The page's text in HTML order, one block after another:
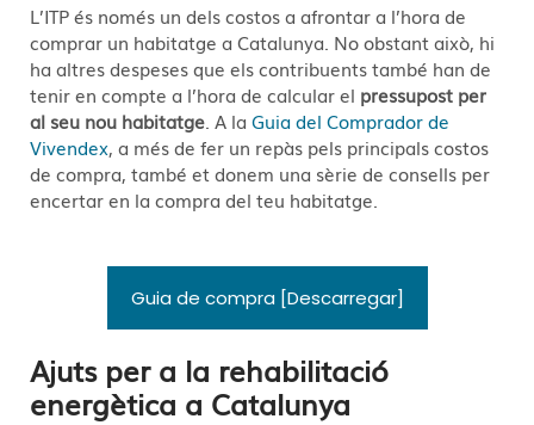
L’ITP és només un dels costos a afrontar a l’hora de
comprar un habitatge a Catalunya. No obstant això, hi
ha altres despeses que els contribuents també han de
tenir en compte a l’hora de calcular el pressupost per
al seu nou habitatge . A la Guia del Comprador de
Vivendex, a més de fer un repàs pels principals costos
de compra, també et donem una sèrie de consells per
encertar en la compra del teu habitatge.
Guia de compra [Descarregar]
Ajuts per a la rehabilitació
energètica a Catalunya